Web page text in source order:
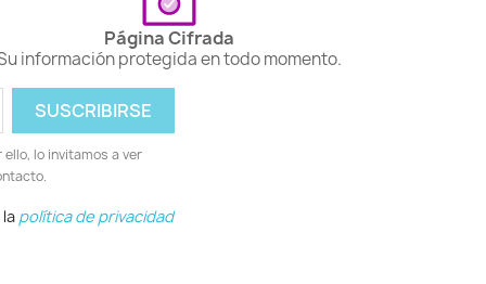
Página Cifrada
información protegida en todo momento.
lo invitamos a ver
política de privacidad